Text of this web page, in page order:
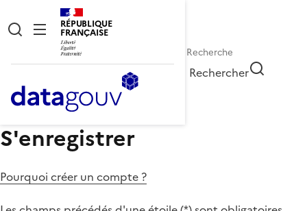
RÉPUBLIQUE
FRANÇAISE
Rechercher
S'enregistrer
Pourquoi créer un compte ?